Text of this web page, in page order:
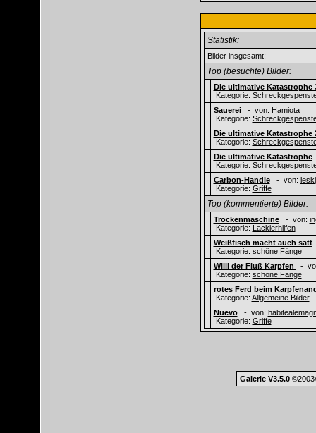
Statistik:
Bilder insgesamt:
Top (besuchte) Bilder:
Die ultimative Katastrophe
Kategorie:
Sauerei- von: Hamiota
Kategorie:
Die ultimative Katastrophe
Kategorie:
Die ultimative Katastrophe
Kategorie:
Carbon-Handle- von: leski
Kategorie: Griffe
Top (kommentierte) Bilder:
Trockenmaschine- von:
Kategorie: Lackierhilfen
Weißfisch macht auch satt
Kategorie: schöne Fänge
Willi der Fluß Karpfen
-
Kategorie: schöne Fänge
rotes Ferd beim
Kategorie: Allgemeine Bilder
Nuevo- von:
Kategorie: Griffe
Galerie V3.5.0